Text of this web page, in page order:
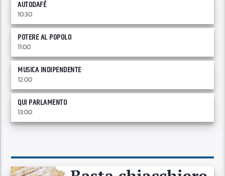
AUTODAFÉ
10:30
POTERE AL POPOLO
11:00
MUSICA INDIPENDENTE
12:00
QUI PARLAMENTO
13:00